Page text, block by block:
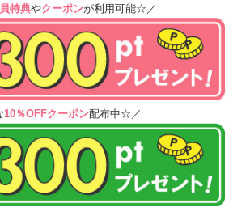
特典やクーポンが利用可能☆／
10％OFFクーポン配布中☆／